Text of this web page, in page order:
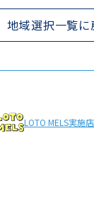
地域選択一覧に
LOTO MELS実施